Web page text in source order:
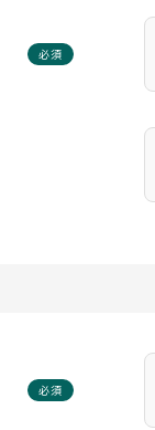
必須
必須